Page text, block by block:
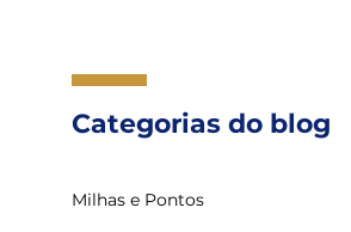
Categorias do blog
Milhas e Pontos